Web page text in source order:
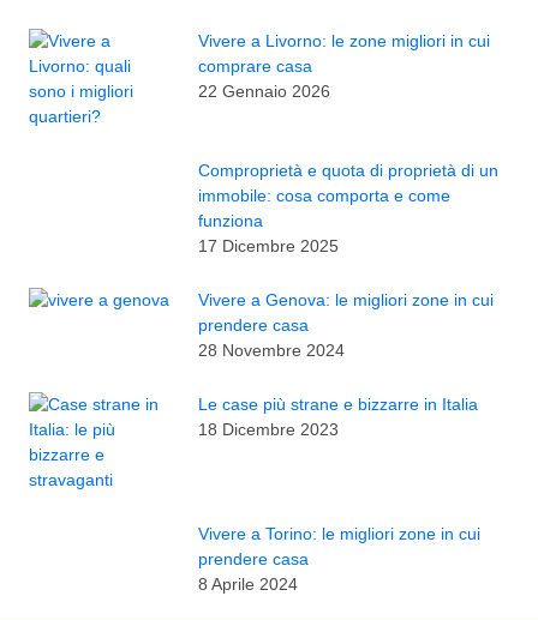
Vivere a Livorno: le zone migliori in cui
comprare casa
22 Gennaio 2026
Comproprietà e quota di proprietà di un
immobile: cosa comporta e come
funziona
17 Dicembre 2025
Vivere a Genova: le migliori zone in cui
prendere casa
28 Novembre 2024
Le case più strane e bizzarre in Italia
18 Dicembre 2023
Vivere a Torino: le migliori zone in cui
prendere casa
8 Aprile 2024